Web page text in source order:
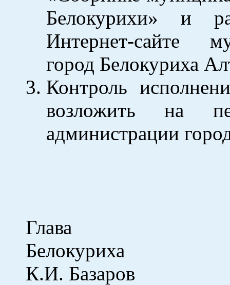
Белокурихи» и
Интернет-сайте
город Белокуриха
Контроль
возложить на
администрации
К.И. Базаров